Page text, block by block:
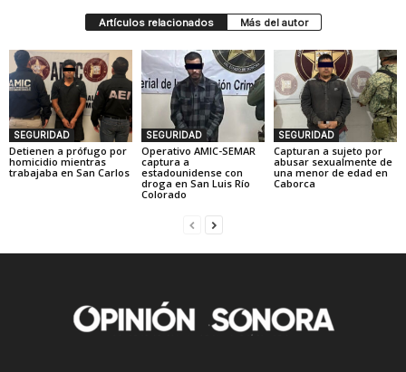
Artículos relacionados Más del autor
SEGURIDAD
Detienen a prófugo por
homicidio mientras
trabajaba en San Carlos
SEGURIDAD
Operativo AMIC-SEMAR
captura a
estadounidense con
droga en San Luis Río
Colorado
SEGURIDAD
Capturan a sujeto por
abusar sexualmente de
una menor de edad en
Caborca